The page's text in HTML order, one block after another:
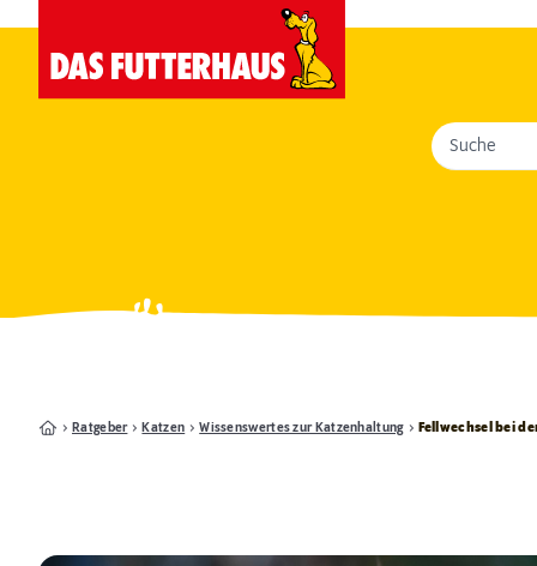
Suche
Ratgeber Katzen Wissenswertes zur Katzenhaltung Fellwechsel bei